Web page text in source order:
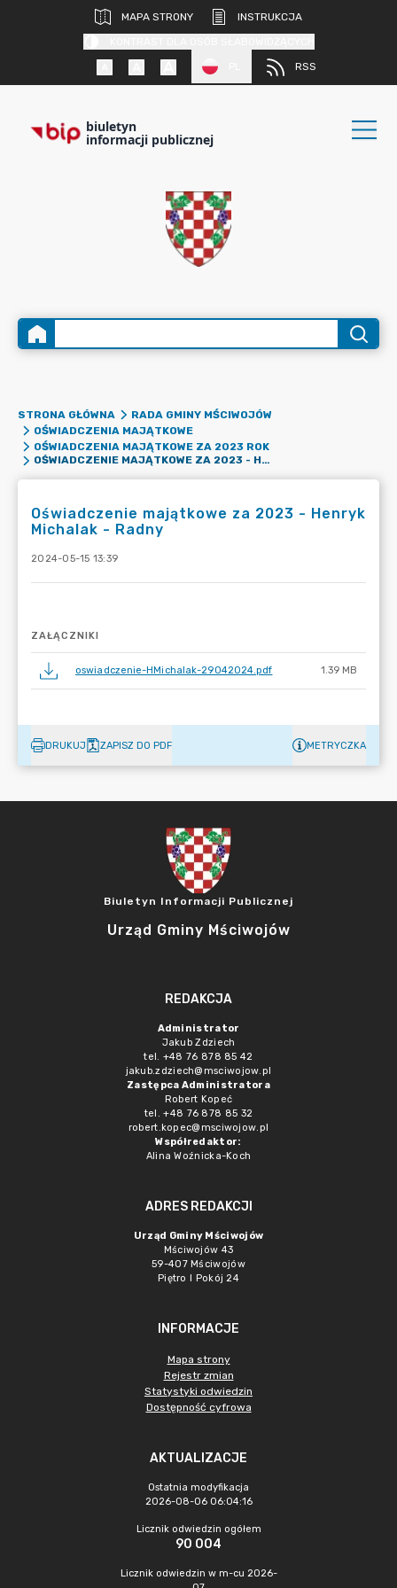
MAPA STRONY
INSTRUKCJA
RSS
biuletyn
informacji publicznej
STRONA GŁÓWNA
RADA GMINY MŚCIWOJÓW
OŚWIADCZENIA MAJĄTKOWE
OŚWIADCZENIA MAJĄTKOWE ZA 2023 ROK
OŚWIADCZENIE MAJĄTKOWE ZA 2023 - HENRYK MICHALAK - RADNY
Oświadczenie majątkowe za 2023 - Henryk
Michalak - Radny
2024-05-15 13:39
ZAŁĄCZNIKI
oswiadczenie-HMichalak-29042024.pdf 1.39 MB
DRUKUJ ZAPISZ DO PDF METRYCZKA
Biuletyn Informacji Publicznej
Urząd Gminy Mściwojów
REDAKCJA
Administrator
Jakub Zdziech
tel. +48 76 878 85 42
jakub.zdziech@msciwojow.pl
Zastępca Administratora
Robert Kopeć
tel. +48 76 878 85 32
robert.kopec@msciwojow.pl
Współredaktor:
Alina Woźnicka-Koch
ADRES REDAKCJI
Urząd Gminy Mściwojów
Mściwojów 43
59-407 Mściwojów
Piętro I Pokój 24
INFORMACJE
Mapa strony
Rejestr zmian
Statystyki odwiedzin
Dostępność cyfrowa
AKTUALIZACJE
Ostatnia modyfikacja
2026-08-06 06:04:16
Licznik odwiedzin ogółem
90 004
Licznik odwiedzin w m-cu 2026-